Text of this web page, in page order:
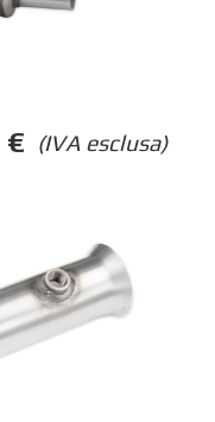
(IVA esclusa)
€